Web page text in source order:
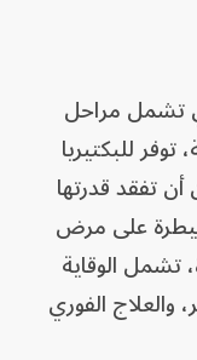
تشمل مراحل
للبكتيريا
أن تفقد قدرتها
على مرض
تشمل الوقاية
الفوري